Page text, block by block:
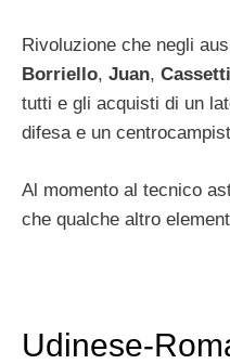
Rivoluzione che negli
Borriello, Juan,
tutti e gli acquisti di un
difesa e un
Al momento al tecnico
che qualche altro
Udinese-